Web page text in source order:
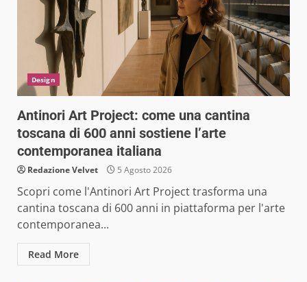
Design
Antinori Art Project: come una cantina
toscana di 600 anni sostiene l’arte
contemporanea italiana
Redazione Velvet 5 Agosto 2026
Scopri come l'Antinori Art Project trasforma una
cantina toscana di 600 anni in piattaforma per l'arte
contemporanea...
Read More